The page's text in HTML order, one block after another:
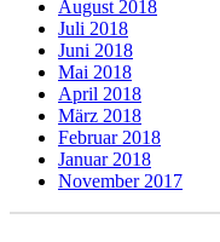
August 2018
Juli 2018
Juni 2018
Mai 2018
April 2018
März 2018
Februar 2018
Januar 2018
November 2017